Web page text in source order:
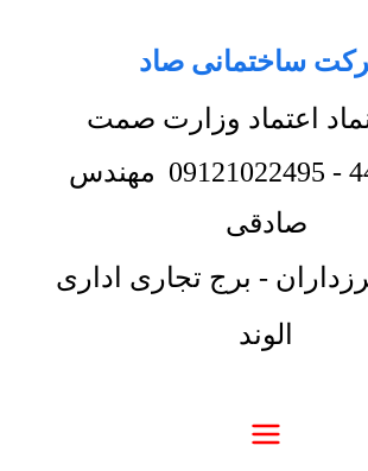
ساختمانی صاد
اعتماد وزارت صمت
-
09121022495 مهندس
صادقی
- برج تجاری اداری
الوند